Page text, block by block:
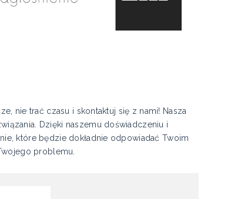
nie trać czasu i skontaktuj się z nami! Nasza
Dzięki naszemu doświadczeniu i
które będzie dokładnie odpowiadać Twoim
problemu.